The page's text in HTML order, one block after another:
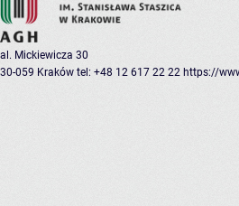
al. Mickiewicza 30
30-059 Kraków tel: +48 12 617 22 22 https://